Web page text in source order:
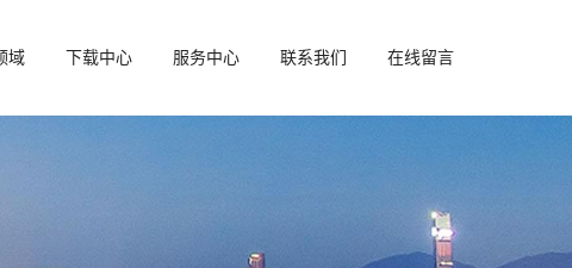
域 下载中心 服务中心 联系我们 在线留言